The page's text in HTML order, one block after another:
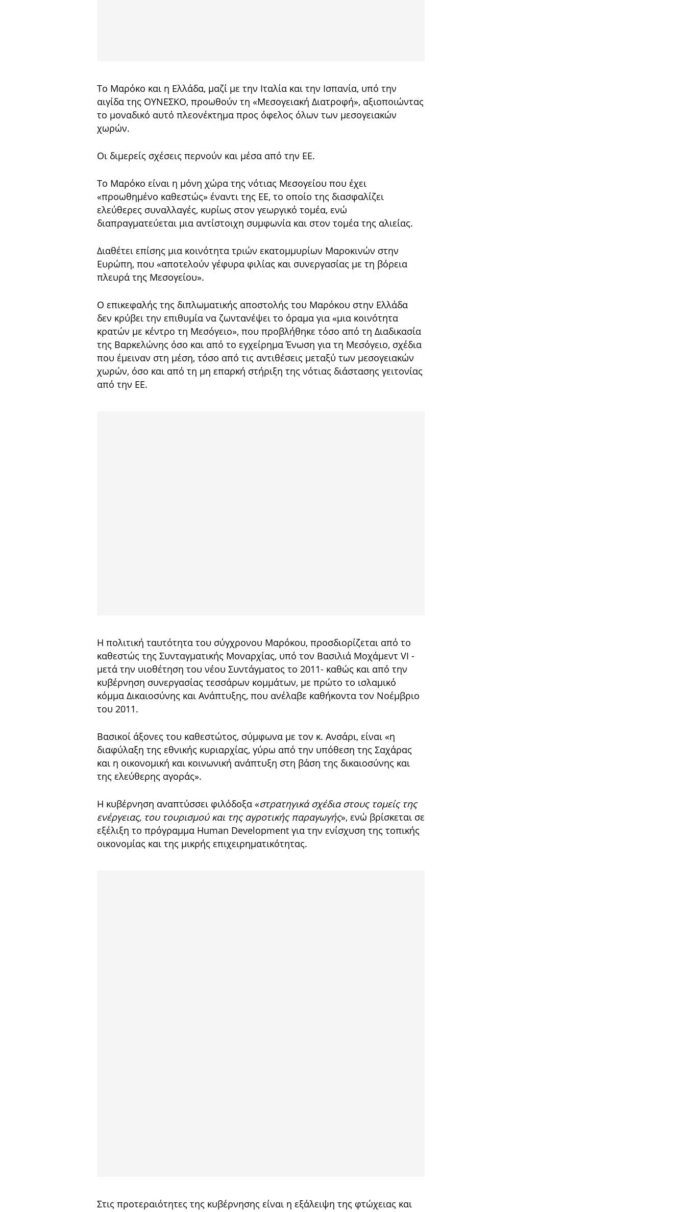
Το Μαρόκο και η Ελλάδα, μαζί με την Ιταλία και την Ισπανία, υπό την
αιγίδα της ΟΥΝΕΣΚΟ, προωθούν τη «Μεσογειακή Διατροφή», αξιοποιώντας
το μοναδικό αυτό πλεονέκτημα προς όφελος όλων των μεσογειακών
χωρών.
Οι διμερείς σχέσεις περνούν και μέσα από την ΕΕ.
Το Μαρόκο είναι η μόνη χώρα της νότιας Μεσογείου που έχει
«προωθημένο καθεστώς» έναντι της ΕΕ, το οποίο της διασφαλίζει
ελεύθερες συναλλαγές, κυρίως στον γεωργικό τομέα, ενώ
διαπραγματεύεται μια αντίστοιχη συμφωνία και στον τομέα της αλιείας.
Διαθέτει επίσης μια κοινότητα τριών εκατομμυρίων Μαροκινών στην
Ευρώπη, που «αποτελούν γέφυρα φιλίας και συνεργασίας με τη βόρεια
πλευρά της Μεσογείου».
Ο επικεφαλής της διπλωματικής αποστολής του Μαρόκου στην Ελλάδα
δεν κρύβει την επιθυμία να ζωντανέψει το όραμα για «μια κοινότητα
κρατών με κέντρο τη Μεσόγειο», που προβλήθηκε τόσο από τη Διαδικασία
της Βαρκελώνης όσο και από το εγχείρημα Ένωση για τη Μεσόγειο, σχέδια
που έμειναν στη μέση, τόσο από τις αντιθέσεις μεταξύ των μεσογειακών
χωρών, όσο και από τη μη επαρκή στήριξη της νότιας διάστασης γειτονίας
από την ΕΕ.
Η πολιτική ταυτότητα του σύγχρονου Μαρόκου, προσδιορίζεται από το
καθεστώς της Συνταγματικής Μοναρχίας, υπό τον Βασιλιά Μοχάμεντ VI -
μετά την υιοθέτηση του νέου Συντάγματος το 2011- καθώς και από την
κυβέρνηση συνεργασίας τεσσάρων κομμάτων, με πρώτο το ισλαμικό
κόμμα Δικαιοσύνης και Ανάπτυξης, που ανέλαβε καθήκοντα τον Νοέμβριο
του 2011.
Βασικοί άξονες του καθεστώτος, σύμφωνα με τον κ. Ανσάρι, είναι «η
διαφύλαξη της εθνικής κυριαρχίας, γύρω από την υπόθεση της Σαχάρας
και η οικονομική και κοινωνική ανάπτυξη στη βάση της δικαιοσύνης και
της ελεύθερης αγοράς».
Η κυβέρνηση αναπτύσσει φιλόδοξα «στρατηγικά σχέδια στους τομείς της
ενέργειας, του τουρισμού και της αγροτικής παραγωγής», ενώ βρίσκεται σε
εξέλιξη το πρόγραμμα Human Development για την ενίσχυση της τοπικής
οικονομίας και της μικρής επιχειρηματικότητας.
Στις προτεραιότητες της κυβέρνησης είναι η εξάλειψη της φτώχειας και